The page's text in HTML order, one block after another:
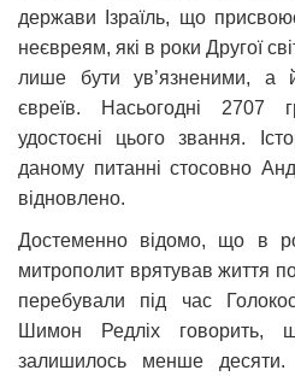
держави Ізраїль, що
неєвреям, які в роки Другої
лише бути ув’язненими, а
євреїв. Насьогодні 2707
удостоєні цього звання.
даному питанні стосовно
відновлено.
Достеменно відомо, що в
митрополит врятував життя
перебували під час
Шимон Редліх
залишилось менше десяти.